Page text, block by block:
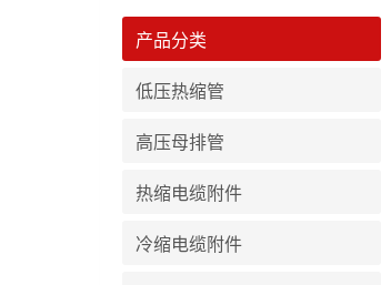
产品分类
低压热缩管
高压母排管
热缩电缆附件
冷缩电缆附件